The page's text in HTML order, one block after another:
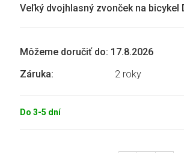
Do 3-5 dní
Môžeme doručiť do: 17.8.2026
Záruka: 2 roky
Veľký dvojhlasný zvonček na bicykel
0,0
5